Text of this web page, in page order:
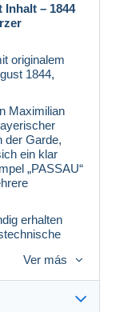
– 1844
originalem
1844,
Maximilian
der Garde,
ein klar
„PASSAU“
erhalten
Ver más